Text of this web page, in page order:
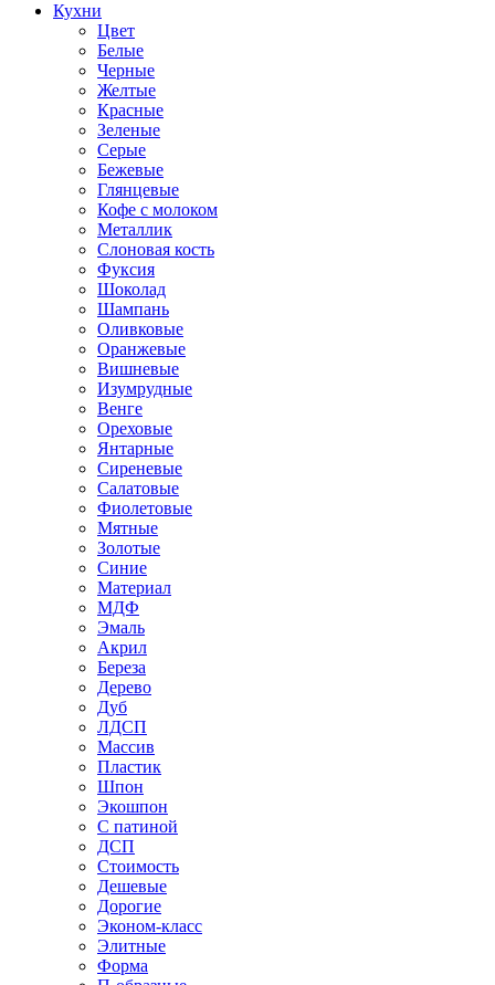
Кухни
Цвет
Белые
Черные
Желтые
Красные
Зеленые
Серые
Бежевые
Глянцевые
Кофе с молоком
Металлик
Слоновая кость
Фуксия
Шоколад
Шампань
Оливковые
Оранжевые
Вишневые
Изумрудные
Венге
Ореховые
Янтарные
Сиреневые
Салатовые
Фиолетовые
Мятные
Золотые
Синие
Материал
МДФ
Эмаль
Акрил
Береза
Дерево
Дуб
ЛДСП
Массив
Пластик
Шпон
Экошпон
С патиной
ДСП
Стоимость
Дешевые
Дорогие
Эконом-класс
Элитные
Форма